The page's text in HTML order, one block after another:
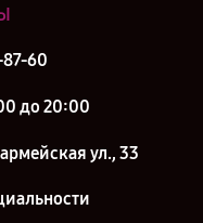
60
до 20:00
ул., 33